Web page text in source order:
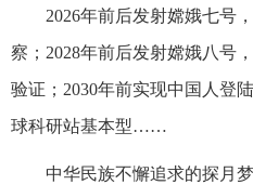
2026年前后发射嫦娥七号
察；2028年前后发射嫦娥八号
验证；2030年前实现中国人登
球科研站基本型……
中华民族不懈追求的探月